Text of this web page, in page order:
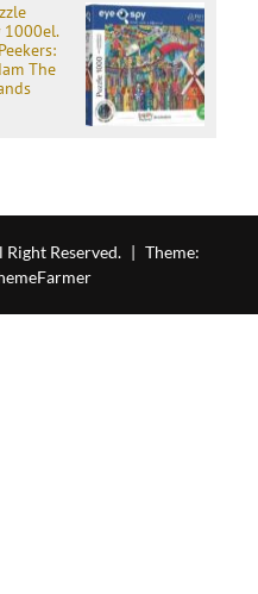
1000el.
The
Reserved. | Theme: